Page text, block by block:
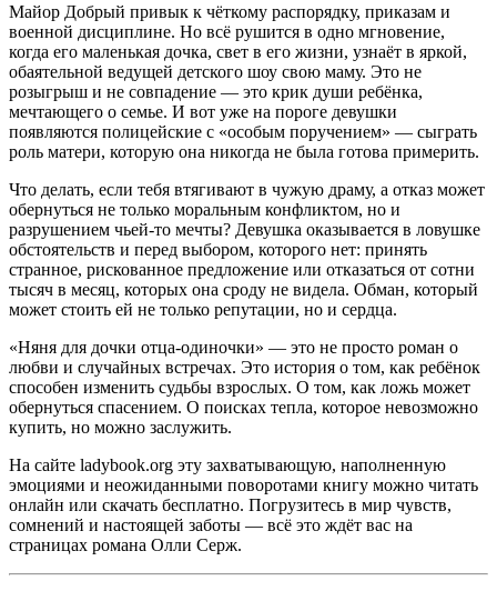
Майор Добрый привык к чёткому распорядку, приказам и
военной дисциплине. Но всё рушится в одно мгновение,
когда его маленькая дочка, свет в его жизни, узнаёт в яркой,
обаятельной ведущей детского шоу свою маму. Это не
розыгрыш и не совпадение — это крик души ребёнка,
мечтающего о семье. И вот уже на пороге девушки
появляются полицейские с «особым поручением» — сыграть
роль матери, которую она никогда не была готова примерить.
Что делать, если тебя втягивают в чужую драму, а отказ может
обернуться не только моральным конфликтом, но и
разрушением чьей-то мечты? Девушка оказывается в ловушке
обстоятельств и перед выбором, которого нет: принять
странное, рискованное предложение или отказаться от сотни
тысяч в месяц, которых она сроду не видела. Обман, который
может стоить ей не только репутации, но и сердца.
«Няня для дочки отца-одиночки» — это не просто роман о
любви и случайных встречах. Это история о том, как ребёнок
способен изменить судьбы взрослых. О том, как ложь может
обернуться спасением. О поисках тепла, которое невозможно
купить, но можно заслужить.
На сайте ladybook.org эту захватывающую, наполненную
эмоциями и неожиданными поворотами книгу можно читать
онлайн или скачать бесплатно. Погрузитесь в мир чувств,
сомнений и настоящей заботы — всё это ждёт вас на
страницах романа Олли Серж.